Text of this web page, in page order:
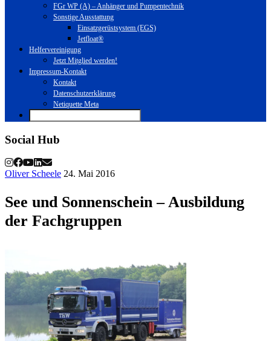
FGr WP (A) – Anhänger und Pumpentechnik
Sonstige Ausstattung
Einsatzgerüstsystem (EGS)
Jetfloat®
Helfervereinigung
Jetzt Mitglied werden!
Impressum-Kontakt
Kontakt
Datenschutzerklärung
Netiquette Meta
Social Hub
Oliver Scheele 24. Mai 2016
See und Sonnenschein – Ausbildung
der Fachgruppen